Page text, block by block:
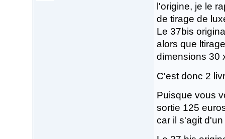
l'origine, je le
de tirage de
Le 37bis
alors que
dimensions 30
C'est donc 2
Puisque vous
sortie 125
car il s'agit